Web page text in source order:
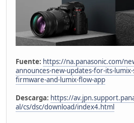
Fuente: https://na.panasonic.com/
announces-new-updates-for-its-
firmware-and-lumix-flow-app
Descarga: https://
al/cs/dsc/download/index4.html